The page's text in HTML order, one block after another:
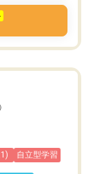
自立型学習